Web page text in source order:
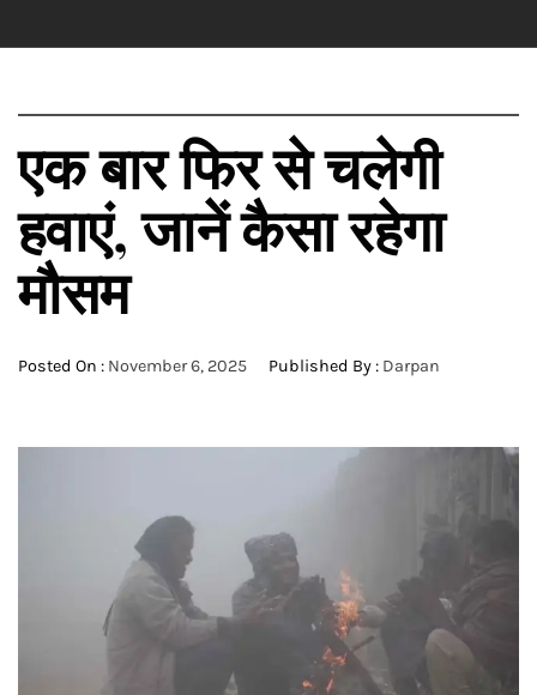
एक बार फिर से चलेगी
हवाएं, जानें कैसा रहेगा
मौसम
Posted On : November 6, 2025 Published By : Darpan